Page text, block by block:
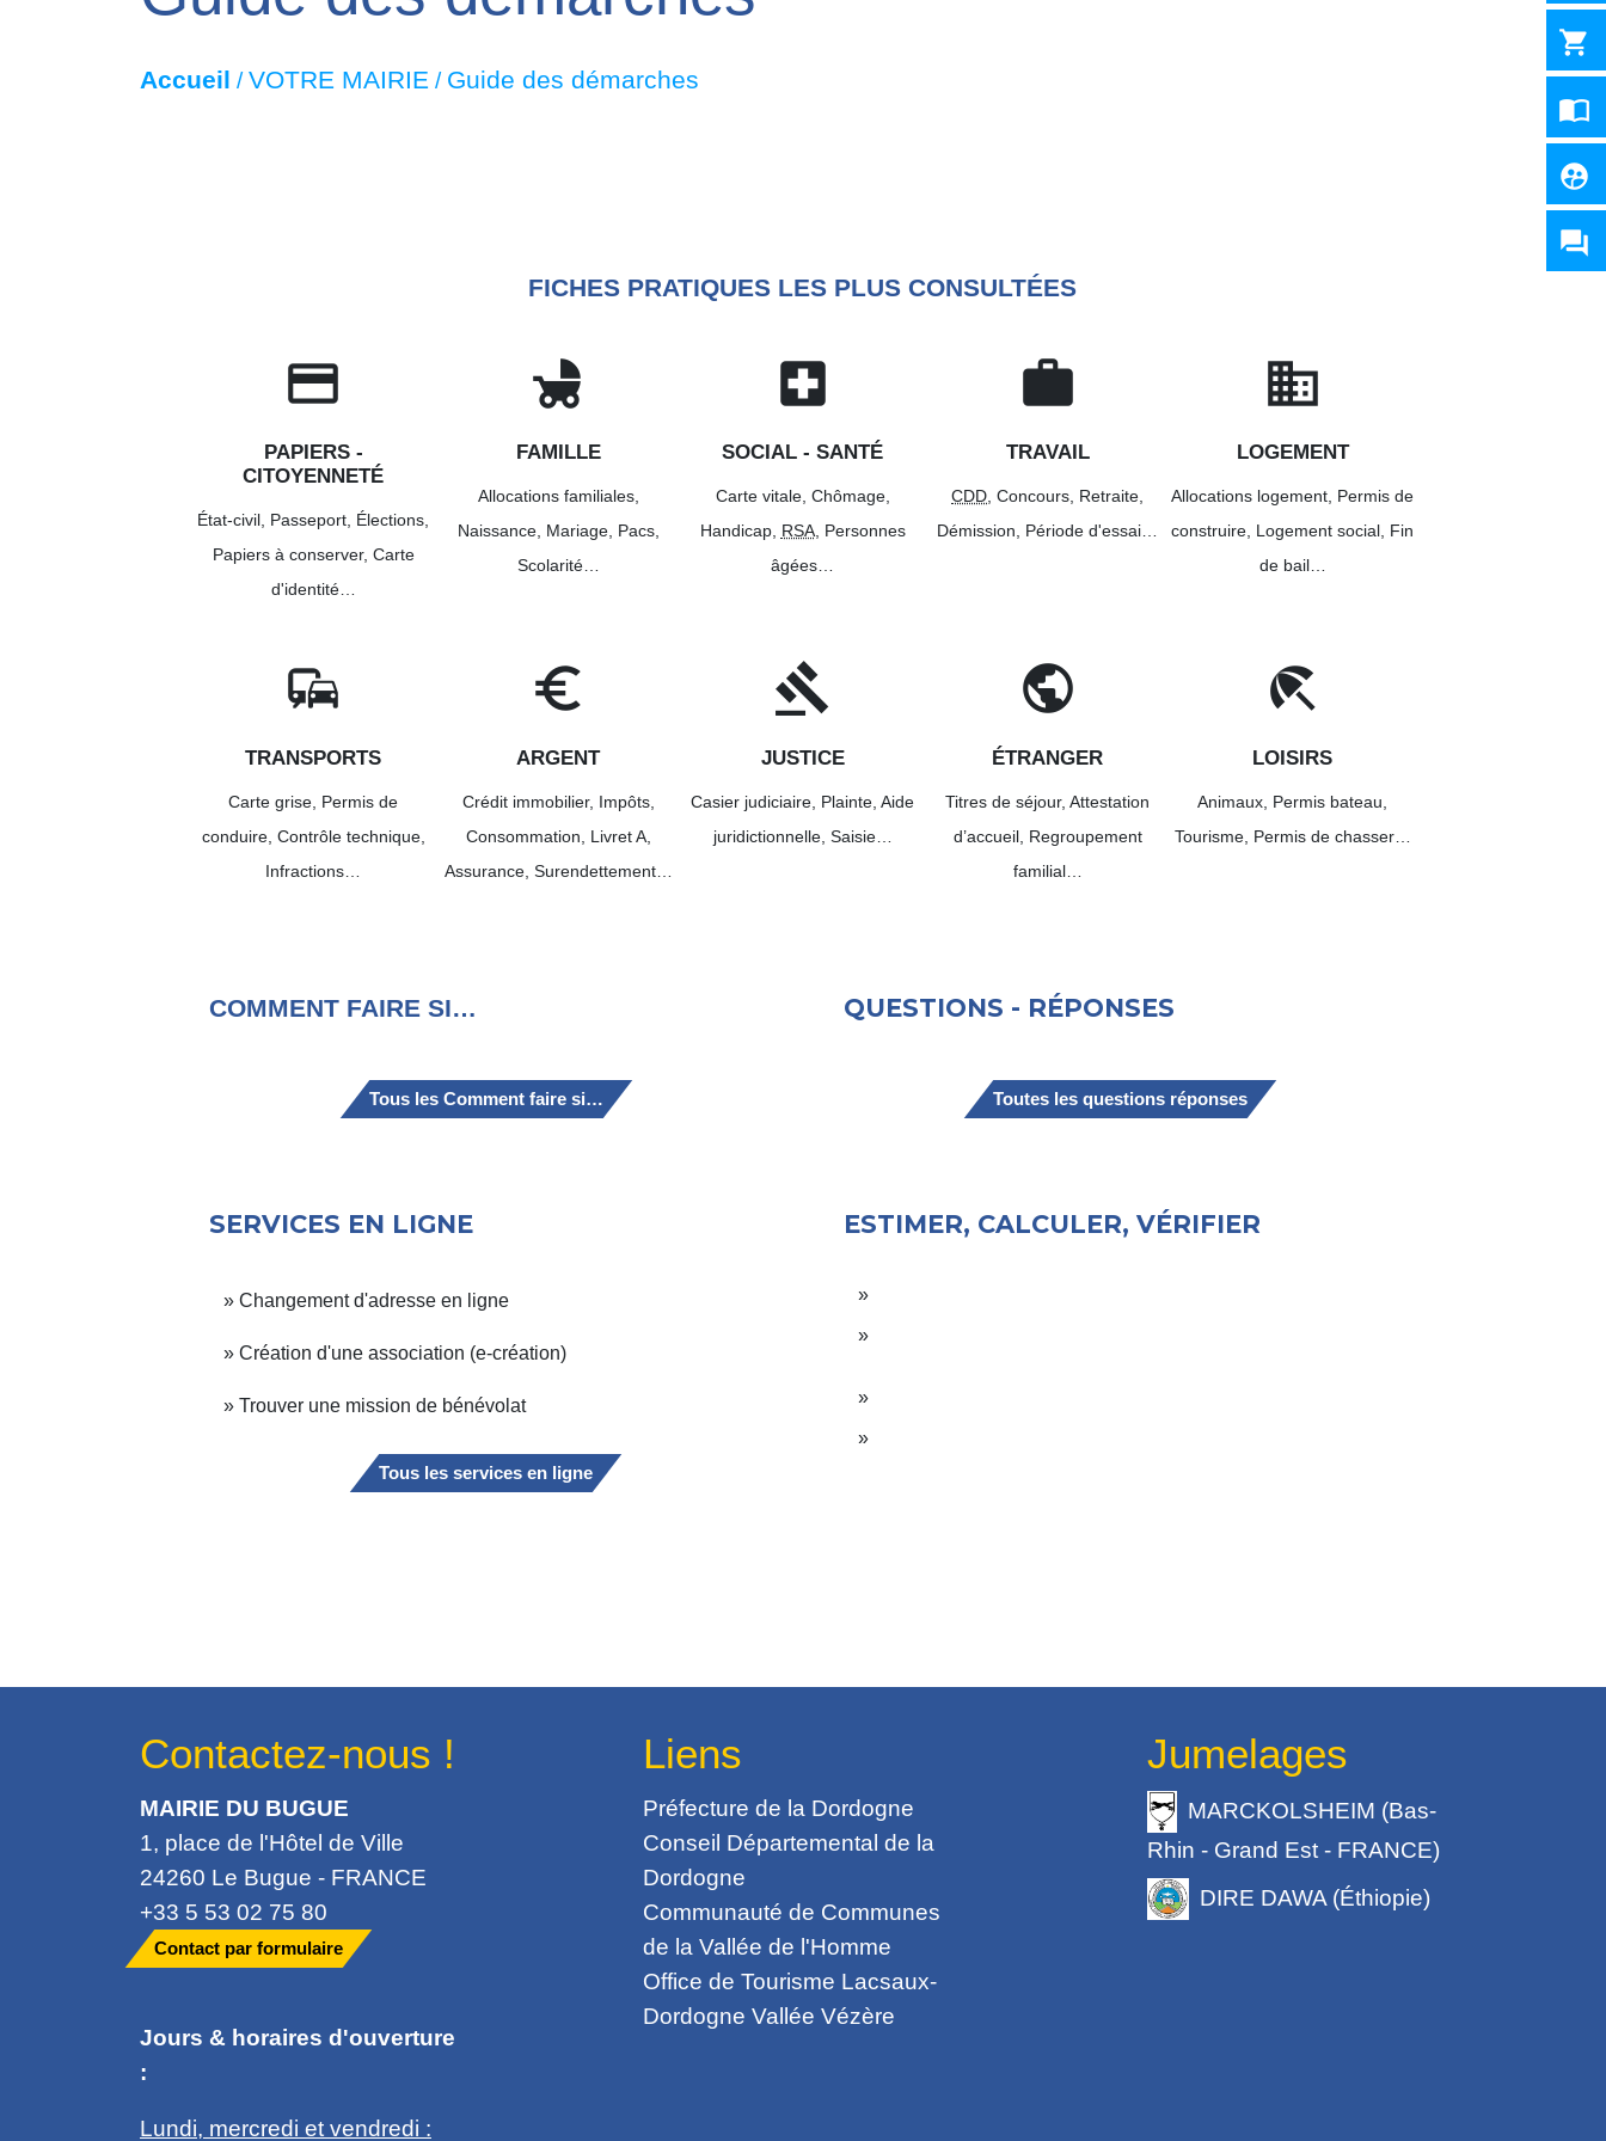
Accueil /VOTRE MAIRIE/ Guide des démarches
FICHES PRATIQUES LES PLUS CONSULTÉES
credit_card
PAPIERS -
CITOYENNETÉ
État-civil, Passeport, Élections,
Papiers à conserver, Carte
d'identité…
child_friendly
FAMILLE
Allocations familiales,
Naissance, Mariage, Pacs,
Scolarité…
local_hospital
SOCIAL - SANTÉ
Carte vitale, Chômage,
Handicap, RSA, Personnes
âgées…
work
TRAVAIL
CDD ,Concours, Retraite,
Démission, Période d'essai…
domain
LOGEMENT
Allocations logement, Permis de
construire, Logement social, Fin
de bail…
commute
TRANSPORTS
Carte grise, Permis de
conduire, Contrôle technique,
Infractions…
euro_symbol
ARGENT
Crédit immobilier, Impôts,
Consommation, Livret A,
Assurance, Surendettement…
gavel
JUSTICE
Casier judiciaire, Plainte,Aide
juridictionnelle, Saisie…
public
ÉTRANGER
Titres de séjour,Attestation
d’accueil, Regroupement
familial…
beach_access
LOISIRS
Animaux, Permis bateau,
Tourisme, Permis de chasser…
COMMENT FAIRE SI…
Tous les Comment faire si…
QUESTIONS - RÉPONSES
Toutes les questions réponses
SERVICES EN LIGNE
Changement d'adresse en ligne
Création d'une association (e-création)
Trouver une mission de bénévolat
Tous les services en ligne
ESTIMER, CALCULER, VÉRIFIER
shopping_cart
import_contacts
supervised_user_circle
question_answer
Contactez-nous !
MAIRIE DU BUGUE
1, place de l'Hôtel de Ville
24260 Le Bugue - FRANCE
+33 5 53 02 75 80
Contact par formulaire
Jours & horaires d'ouverture
:
Lundi, mercredi et vendredi :
Liens
Préfecture de la Dordogne
Conseil Départemental de la
Dordogne
Communauté de Communes
de la Vallée de l'Homme
Office de Tourisme Lacsaux-
Dordogne Vallée Vézère
Jumelages
MARCKOLSHEIM (Bas-
Rhin - Grand Est - FRANCE)
DIRE DAWA (Éthiopie)